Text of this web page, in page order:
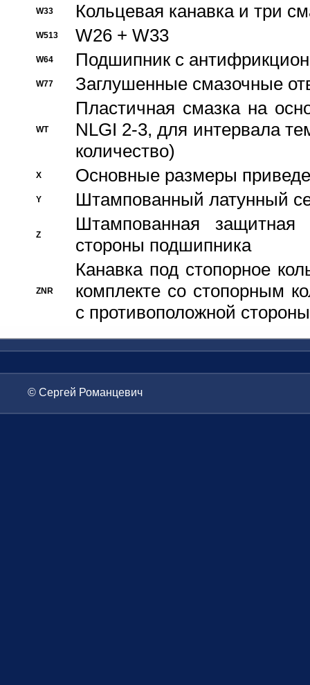
W33 Кольцевая канавка и три
W513 W26 + W33
W64 Подшипник с
W77 Заглушенные смазочные
WT
Пластичная смазка на
NLGI 2-3, для интервала
количество)
X Основные размеры
Y Штампованный латунный
Z
Штампованная
стороны подшипника
ZNR
Канавка под стопорное
комплекте со стопорным
с противоположной стороны
© Сергей Романцевич